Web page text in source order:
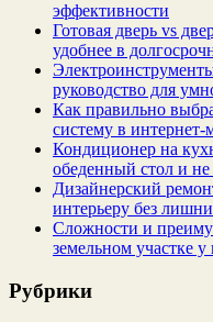
эффективности
Готовая дверь vs
удобнее в
руководство для
Как правильно
систему в
Кондиционер на
обеденный стол и
Дизайнерский
интерьеру без
Сложности и
земельном участке
Рубрики